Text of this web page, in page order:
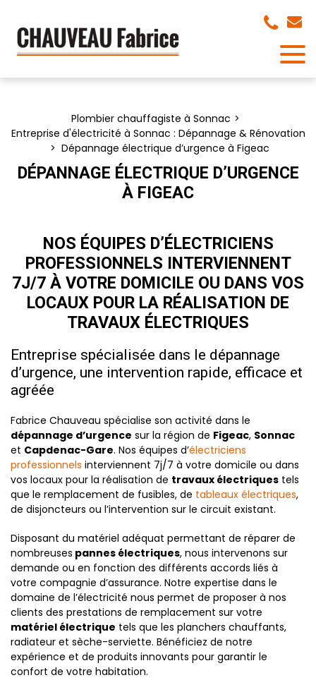
Plombier chauffagiste à Sonnac
Entreprise d'électricité à Sonnac : Dépannage & Rénovation
Dépannage électrique d’urgence à Figeac
DÉPANNAGE ÉLECTRIQUE D’URGENCE
À FIGEAC
NOS ÉQUIPES D’ÉLECTRICIENS
PROFESSIONNELS INTERVIENNENT
7J/7 À VOTRE DOMICILE OU DANS VOS
LOCAUX POUR LA RÉALISATION DE
TRAVAUX ÉLECTRIQUES
Entreprise spécialisée dans le dépannage
d’urgence, une intervention rapide, efficace et
agréée
Fabrice Chauveau spécialise son activité dans le
dépannage d’urgence sur la région de Figeac, Sonnac
et Capdenac-Gare. Nos équipes d’électriciens
professionnels interviennent 7j/7 à votre domicile ou dans
vos locaux pour la réalisation de travaux électriques tels
que le remplacement de fusibles, de tableaux électriques,
de disjoncteurs ou l’intervention sur le circuit existant.
Disposant du matériel adéquat permettant de réparer de
nombreuses pannes électriques, nous intervenons sur
demande ou en fonction des différents accords liés à
votre compagnie d’assurance. Notre expertise dans le
domaine de l’électricité nous permet de proposer à nos
clients des prestations de remplacement sur votre
matériel électrique tels que les planchers chauffants,
radiateur et sèche-serviette. Bénéficiez de notre
expérience et de produits innovants pour garantir le
confort de votre habitation.